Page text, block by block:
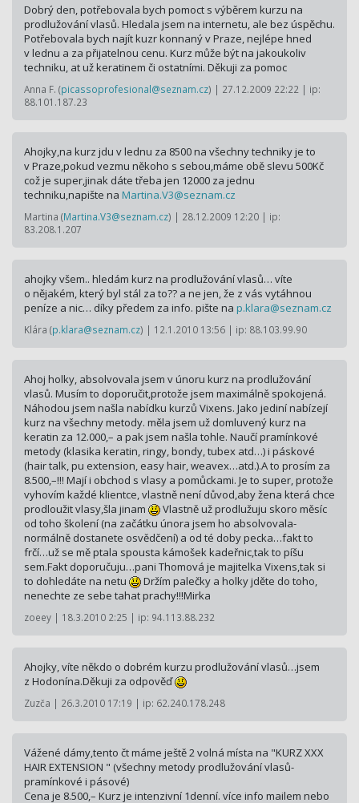
Dobrý den, potřebovala bych pomoct s výběrem kurzu na
prodlužování vlasů. Hledala jsem na internetu, ale bez úspěchu.
Potřebovala bych najít kuzr konnaný v Praze, nejlépe hned
v lednu a za přijatelnou cenu. Kurz může být na jakoukoliv
techniku, at už keratinem či ostatními. Děkuji za pomoc
Anna F. (picassoprofesional@seznam.cz) | 27.12.2009 22:22 | ip:
88.101.187.23
Ahojky,na kurz jdu v lednu za 8500 na všechny techniky je to
v Praze,pokud vezmu někoho s sebou,máme obě slevu 500Kč
což je super,jinak dáte třeba jen 12000 za jednu
techniku,napište na Martina.V3@seznam.cz
Martina (Martina.V3@seznam.cz) | 28.12.2009 12:20 | ip:
83.208.1.207
ahojky všem.. hledám kurz na prodlužování vlasů… víte
o nějakém, který byl stál za to?? a ne jen, že z vás vytáhnou
peníze a nic… díky předem za info. pište na p.klara@seznam.cz
Klára (p.klara@seznam.cz) | 12.1.2010 13:56 | ip: 88.103.99.90
Ahoj holky, absolvovala jsem v únoru kurz na prodlužování
vlasů. Musím to doporučit,protože jsem maximálně spokojená.
Náhodou jsem našla nabídku kurzů Vixens. Jako jediní nabízejí
kurz na všechny metody. měla jsem už domluvený kurz na
keratin za 12.000,– a pak jsem našla tohle. Naučí pramínkové
metody (klasika keratin, ringy, bondy, tubex atd…) i páskové
(hair talk, pu extension, easy hair, weavex…atd.).A to prosím za
8.500,–!!! Mají i obchod s vlasy a pomůckami. Je to super, protože
vyhovím každé klientce, vlastně není důvod,aby žena která chce
prodloužit vlasy,šla jinam
Vlastně už prodlužuju skoro měsíc
od toho školení (na začátku února jsem ho absolvovala-
normálně dostanete osvědčení) a od té doby pecka…fakt to
frčí…už se mě ptala spousta kámošek kadeřnic,tak to píšu
sem.Fakt doporučuju…pani Thomová je majitelka Vixens,tak si
to dohledáte na netu
Držím palečky a holky jděte do toho,
nenechte ze sebe tahat prachy!!!Mirka
zoeey | 18.3.2010 2:25 | ip: 94.113.88.232
Ahojky, víte někdo o dobrém kurzu prodlužování vlasů…jsem
z Hodonína.Děkuji za odpověď
Zuzča | 26.3.2010 17:19 | ip: 62.240.178.248
Vážené dámy,tento čt máme ještě 2 volná místa na "KURZ XXX
HAIR EXTENSION " (všechny metody prodlužování vlasů-
pramínkové i pásové)
Cena je 8.500,– Kurz je intenzivní 1denní. více info mailem nebo